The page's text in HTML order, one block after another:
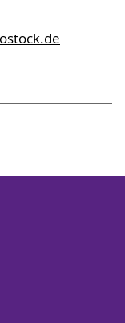
.de